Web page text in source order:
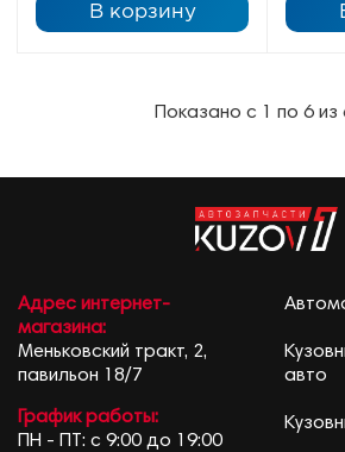
В корзину
Показано с 1 по 6 из
Адрес интернет-
магазина:
Меньковский тракт, 2,
павильон 18/7
График работы:
ПН - ПТ: с 9:00 до 19:00
авто